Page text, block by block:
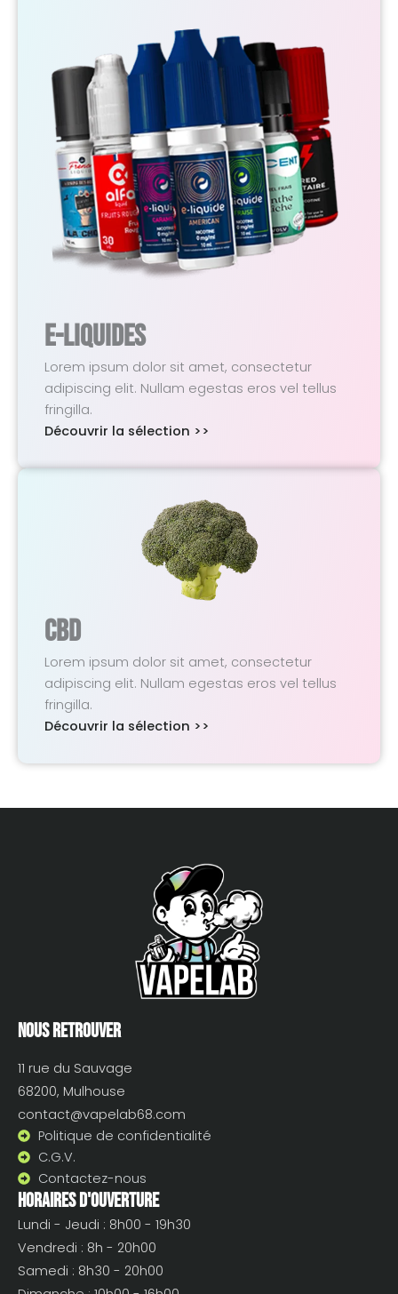
E-Liquides
Lorem ipsum dolor sit amet, consectetur
adipiscing elit. Nullam egestas eros vel tellus
fringilla.
Découvrir la sélection >>
CBD
Lorem ipsum dolor sit amet, consectetur
adipiscing elit. Nullam egestas eros vel tellus
fringilla.
Découvrir la sélection >>
Nous retrouver
11 rue du Sauvage
68200, Mulhouse
contact@vapelab68.com
Politique de confidentialité
C.G.V.
Contactez-nous
Horaires d'ouverture
Lundi - Jeudi : 8h00 - 19h30
Vendredi : 8h - 20h00
Samedi : 8h30 - 20h00